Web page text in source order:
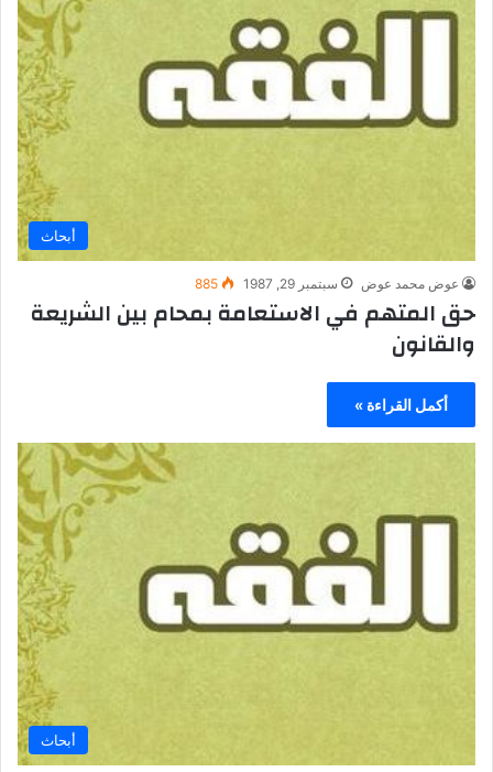
أبحاث
عوض محمد عوض سبتمبر 29, 1987 885
حق المتهم في الاستعامة بمحام بين الشريعة
والقانون
أكمل القراءة »
أبحاث